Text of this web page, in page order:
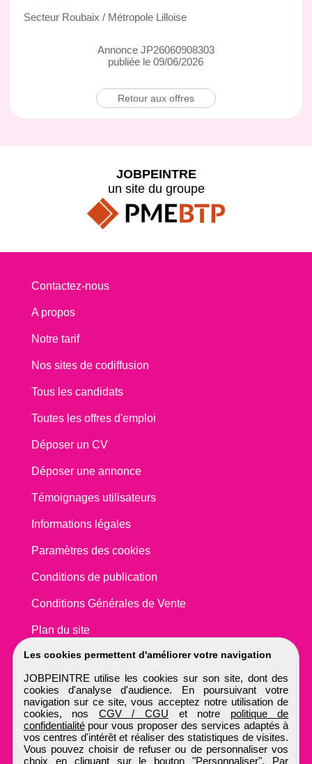
Secteur Roubaix / Métropole Lilloise
Annonce JP26060908303
publiée le 09/06/2026
Retour aux offres
Les cookies permettent d'améliorer votre navigation
JOBPEINTRE utilise les cookies sur son site, dont des
cookies d'analyse d'audience. En poursuivant votre
navigation sur ce site, vous acceptez notre utilisation de
cookies, nos CGV / CGU et notre politique de
confidentialitépour vous proposer des services adaptés à
vos centres d'intérêt et réaliser des statistiques de visites.
Vous pouvez choisir de refuser ou de personnaliser vos
choix en cliquant sur le bouton "Personnaliser". Par
JOBPEINTRE
un site du groupe
Contactez-nous
A propos
Notre tarif
Nos sites de codiffusion
Tous les candidats
Toutes les offres d'emploi
Déposer un CV
Déposer une annonce
Témoignages utilisateurs
Informations légales
Paramètres des cookies
Conditions de publication
Conditions Générales de Vente
Plan du site